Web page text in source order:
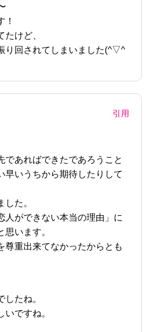
！
けど、
り回されてしまいました(^▽^
引用
であればできたであろうこと
早いうちから期待したりして
た。
人ができない本当の理由」に
います。
尊重出来てなかったからとも
たね。
ですね。